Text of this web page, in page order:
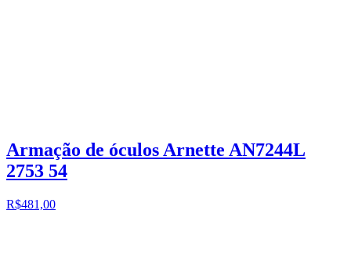
Armação de óculos Arnette AN7244L
2753 54
R$481,00